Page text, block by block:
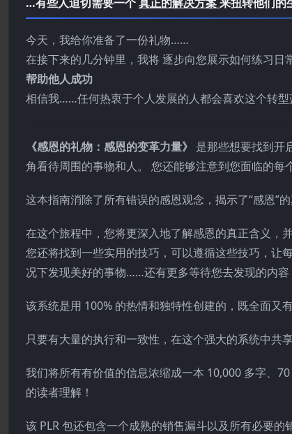
今天，我给你准备了一份礼物……
在接下来的几分钟里，我将 逐步向您展示如何练习日
帮助他人成功
相信我……任何热衷于个人发展的人都会喜欢这个转型
《感恩的礼物：感恩的变革力量》 是那些想要找到开
角看待周围的事物和人。 您还能够注意到您面临的每
这本指南消除了所有错误的感恩观念，揭示了“感恩”的
在这个旅程中，您将更深入地了解感恩的真正含义，
您还将找到一些实用的技巧，可以遵循这些技巧，让
况下发现美好的事物……还有更多等待您去发现的内容
该系统是用 100% 的热情和独特性创建的，既全面又有
只要有大量的执行和一致性，在这个强大的系统中共
我们将所有有价值的信息浓缩成一本 10,000 多字、
的读者理解！
该 PLR 包还包含一个成熟的销售漏斗以及所有必要的